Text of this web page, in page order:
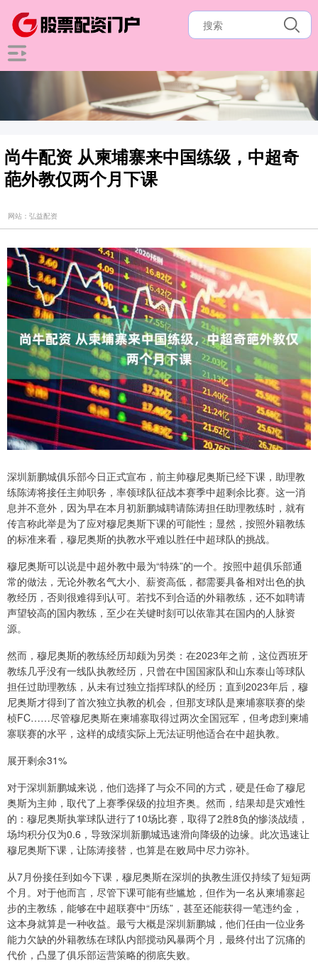
尚牛配资 从柬埔寨来中国练级，中超奇
葩外教仅两个月下课
网站：弘益配资
深圳新鹏城俱乐部今日正式宣布，前主帅穆尼奥斯已经下课，助理教
练陈涛将接任主帅职务，率领球队征战本赛季中超剩余比赛。这一消
息并不意外，因为早在本月初新鹏城聘请陈涛担任助理教练时，就有
传言称此举是为了应对穆尼奥斯下课的可能性；显然，按照外籍教练
的标准来看，穆尼奥斯的执教水平难以胜任中超球队的挑战。
穆尼奥斯可以说是中超外教中最为“特殊”的一个。按照中超俱乐部通
常的做法，无论外教名气大小、薪资高低，都需要具备相对出色的执
教经历，否则很难得到认可。若找不到合适的外籍教练，还不如聘请
声望较高的国内教练，至少在关键时刻可以依靠其在国内的人脉资
源。
然而，穆尼奥斯的教练经历却颇为另类：在2023年之前，这位西班牙
教练几乎没有一线队执教经历，只曾在中国国家队和山东泰山等球队
担任过助理教练，从未有过独立指挥球队的经历；直到2023年后，穆
尼奥斯才得到了首次独立执教的机会，但那支球队是柬埔寨联赛的柴
桢FC……尽管穆尼奥斯在柬埔寨取得过两次全国冠军，但考虑到柬埔
寨联赛的水平，这样的成绩实际上无法证明他适合在中超执教。
展开剩余31%
对于深圳新鹏城来说，他们选择了与众不同的方式，硬是任命了穆尼
奥斯为主帅，取代了上赛季保级的拉坦齐奥。然而，结果却是灾难性
的：穆尼奥斯执掌球队进行了10场比赛，取得了2胜8负的惨淡战绩，
场均积分仅为0.6，导致深圳新鹏城迅速滑向降级的边缘。此次迅速让
穆尼奥斯下课，让陈涛接替，也算是在败局中尽力弥补。
从7月份接任到如今下课，穆尼奥斯在深圳的执教生涯仅持续了短短两
个月。对于他而言，尽管下课可能有些尴尬，但作为一名从柬埔寨起
步的主教练，能够在中超联赛中“历练”，甚至还能获得一笔违约金，
这本身就算是一种收益。最亏大概是深圳新鹏城，他们任由一位业务
能力欠缺的外籍教练在球队内部搅动风暴两个月，最终付出了沉痛的
代价，凸显了俱乐部运营策略的彻底失败。